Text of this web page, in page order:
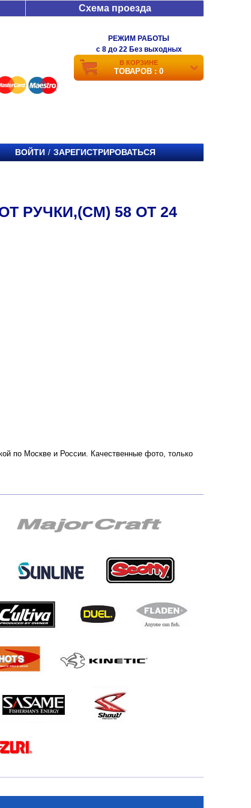
Схема проезда
РЕЖИМ РАБОТЫ
c 8 до 22 Без выходных
В КОРЗИНЕ
ТОВАРОВ : 0
ВОЙТИ / ЗАРЕГИСТРИРОВАТЬСЯ
РУЧКИ,(СМ) 58 ОТ 24
по Москве и России. Качественные фото, только